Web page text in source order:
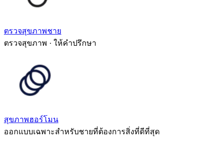
ตรวจสุขภาพชาย
ตรวจสุขภาพ · ให้คำปรึกษา
สุขภาพฮอร์โมน
ออกแบบเฉพาะสำหรับชายที่ต้องการสิ่งที่ดีที่สุด